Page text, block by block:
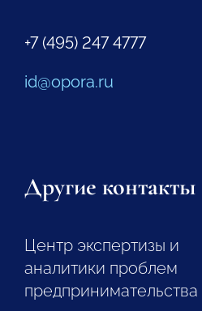
+7 (495) 247 4777
id@opora.ru
Другие контакты
Центр экспертизы и
аналитики проблем
предпринимательства